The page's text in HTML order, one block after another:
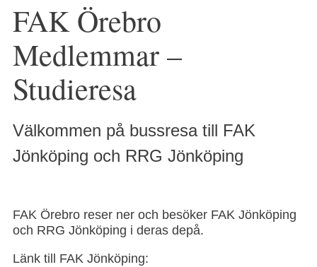
FAK Örebro
Medlemmar –
Studieresa
Välkommen på bussresa till FAK
Jönköping och RRG Jönköping
FAK Örebro reser ner och besöker FAK Jönköping
och RRG Jönköping i deras depå.
Länk till FAK Jönköping: